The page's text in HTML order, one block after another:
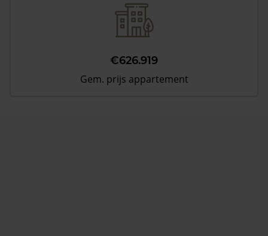
€626.919
Gem. prijs appartement